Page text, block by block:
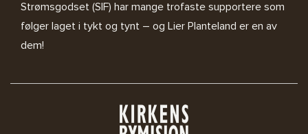
Strømsgodset (SIF) har mange trofaste supportere som
følger laget i tykt og tynt – og Lier Planteland er en av
dem!